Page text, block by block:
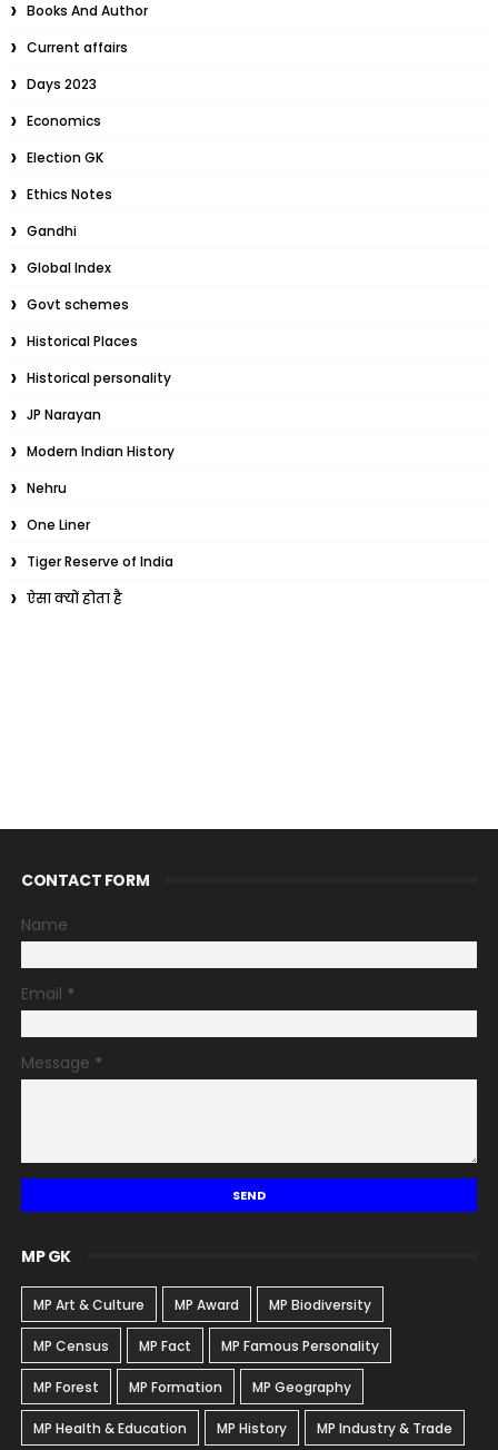
Books And Author
Current affairs
Days 2023
Economics
Election GK
Ethics Notes
Gandhi
Global Index
Govt schemes
Historical Places
Historical personality
JP Narayan
Modern Indian History
Nehru
One Liner
Tiger Reserve of India
ऐसा क्यों होता है
CONTACT FORM
Name
Email *
Message *
MP GK
MP Art & Culture MP Award MP Biodiversity
MP Census MP Fact MP Famous Personality
MP Forest MP Formation MP Geography
MP Health & Education MP History MP Industry & Trade